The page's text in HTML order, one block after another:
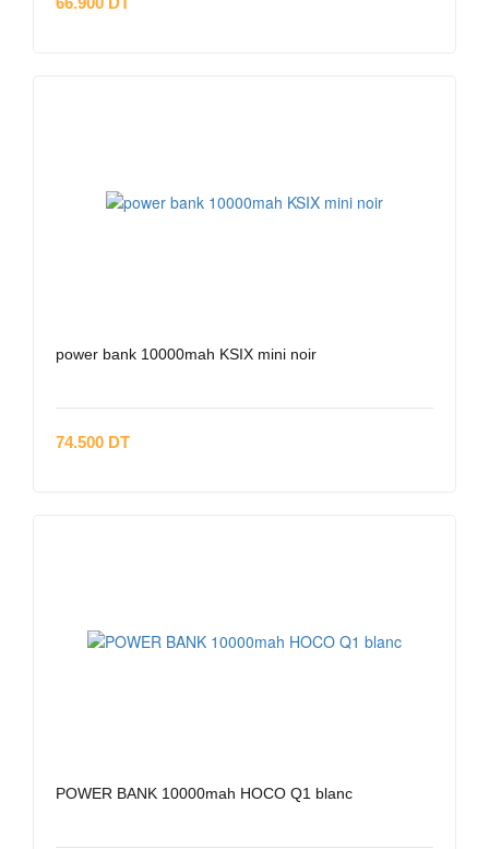
power bank 10000mah KSIX mini noir
74.500 DT
POWER BANK 10000mah HOCO Q1 blanc